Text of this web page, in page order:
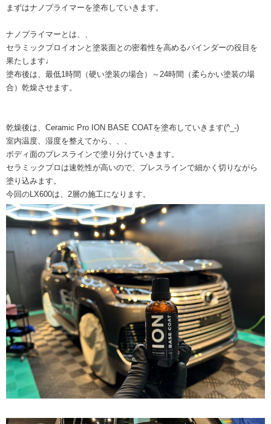
まずはナノプライマーを塗布していきます。
ナノプライマーとは、、
セラミックプロイオンと塗装面との密着性を高めるバインダーの役目を
果たします♩
塗布後は、最低1時間（硬い塗装の場合）～24時間（柔らかい塗装の場
合）乾燥させます。
乾燥後は、Ceramic Pro ION BASE COATを塗布していきます(^_-)
室内温度、湿度を整えてから、、、
ボディ面のプレスラインで塗り分けていきます。
セラミックプロは速乾性が高いので、プレスラインで細かく切りながら
塗り込みます。
今回のLX600は、2層の施工になります。